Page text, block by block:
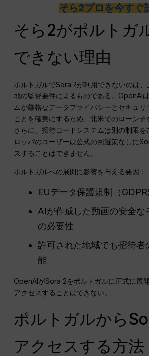
そら2プロを今すぐ
そら2がポルトガ
できない理由
ポルトガルでSora 2が利用できないのは、
地の監督要件によるものである。OpenAI
ムが厳格なデータプライバシーとセキュリ
ことを確実にするため、北米でのローンチ
さらに、招待コードシステムは別の制限を
ロッパのユーザーは公式の回避策なしに
スすることはできません。.
ポルトガルへの展開に影響を与える要因：
EUデータ保護規制（GDPR
AIが作成した動画の安全な
の必要性
許可された地域でも招待者
能
OpenAIがSora 2をポルトガルに正式に展
アクセスすることはできない。.
ポルトガルから
アクセスする方法